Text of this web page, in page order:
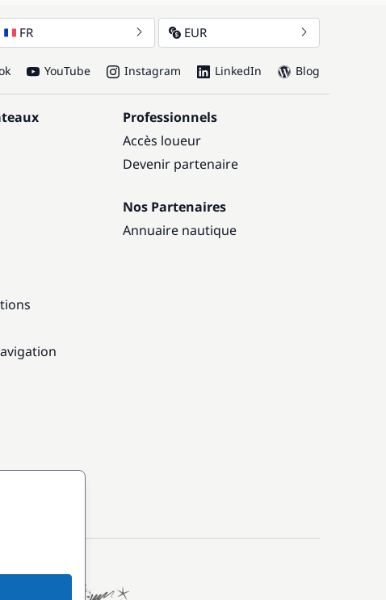
FR EUR
YouTube Instagram LinkedIn Blog
Professionnels
Accès loueur
Devenir partenaire
Nos Partenaires
Annuaire nautique